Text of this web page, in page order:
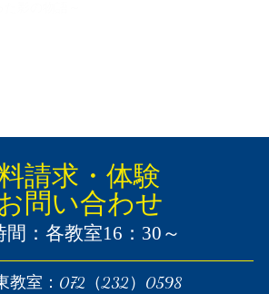
請求・体験
問い合わせ
間：各教室16：30～
教室：072（232）0598